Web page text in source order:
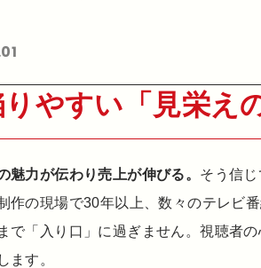
やすい「見栄え
力が伝わり売上が伸びる。 そう信
作の現場で30年以上、数々のテレビ
で「入り口」に過ぎません。視聴者
ます。